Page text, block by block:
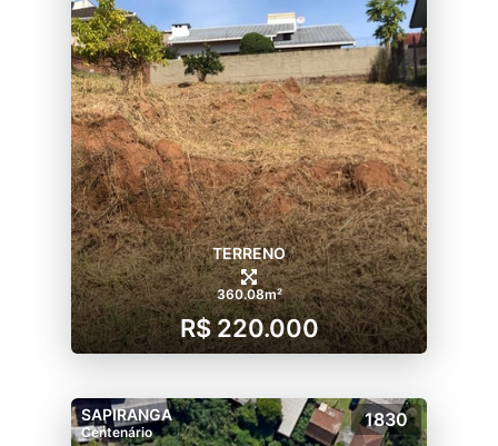
TERRENO
360.08m²
R$ 220.000
SAPIRANGA
Centenário
1830